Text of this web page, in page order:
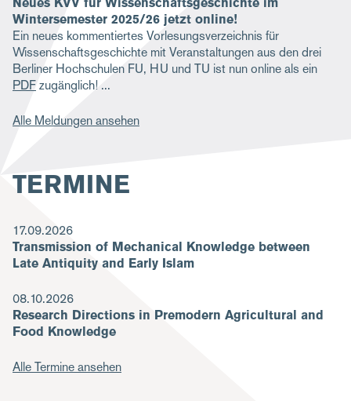
Wintersemester 2025/26 jetzt online!
Ein neues kommentiertes Vorlesungsverzeichnis für
Wissenschaftsgeschichte mit Veranstaltungen aus den drei
Berliner Hochschulen FU, HU und TU ist nun online als ein
PDFzugänglich!
Alle Meldungen ansehen
TERMINE
17.09.2026
Transmission of Mechanical Knowledge between
Late Antiquity and Early Islam
08.10.2026
Research Directions in Premodern Agricultural and
Food Knowledge
Alle Termine ansehen